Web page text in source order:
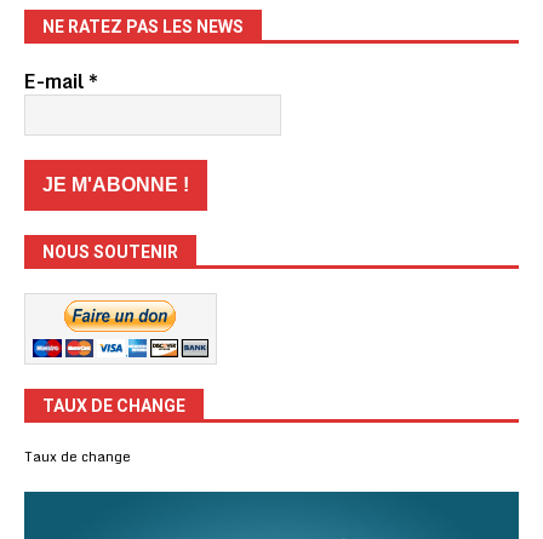
NE RATEZ PAS LES NEWS
E-mail*
NOUS SOUTENIR
TAUX DE CHANGE
Taux de change